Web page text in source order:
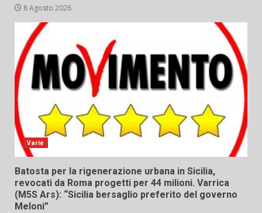
8 Agosto 2026
Varie
Batosta per la rigenerazione urbana in Sicilia,
revocati da Roma progetti per 44 milioni. Varrica
(M5S Ars): “Sicilia bersaglio preferito del governo
Meloni”